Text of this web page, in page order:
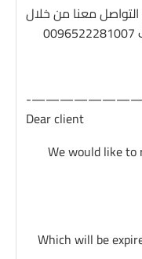
معنا من خلال
Dear client
We would like
Which will be